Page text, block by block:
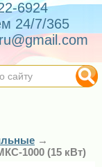
6924
24/7/365
→
1000 (15 кВт)